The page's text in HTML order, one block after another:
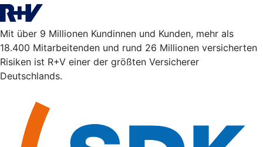
Mit über 9 Millionen Kundinnen und Kunden, mehr als
18.400 Mitarbeitenden und rund 26 Millionen versicherten
Risiken ist R+V einer der größten Versicherer
Deutschlands.